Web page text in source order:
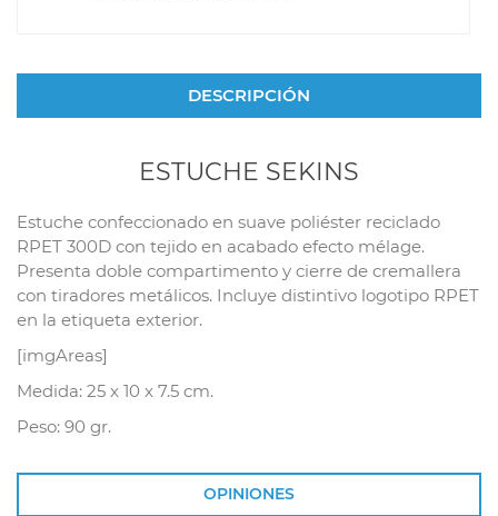
DESCRIPCIÓN
ESTUCHE SEKINS
Estuche confeccionado en suave poliéster reciclado
RPET 300D con tejido en acabado efecto mélage.
Presenta doble compartimento y cierre de cremallera
con tiradores metálicos. Incluye distintivo logotipo RPET
en la etiqueta exterior.
[imgAreas]
Medida: 25 x 10 x 7.5 cm.
Peso: 90 gr.
OPINIONES